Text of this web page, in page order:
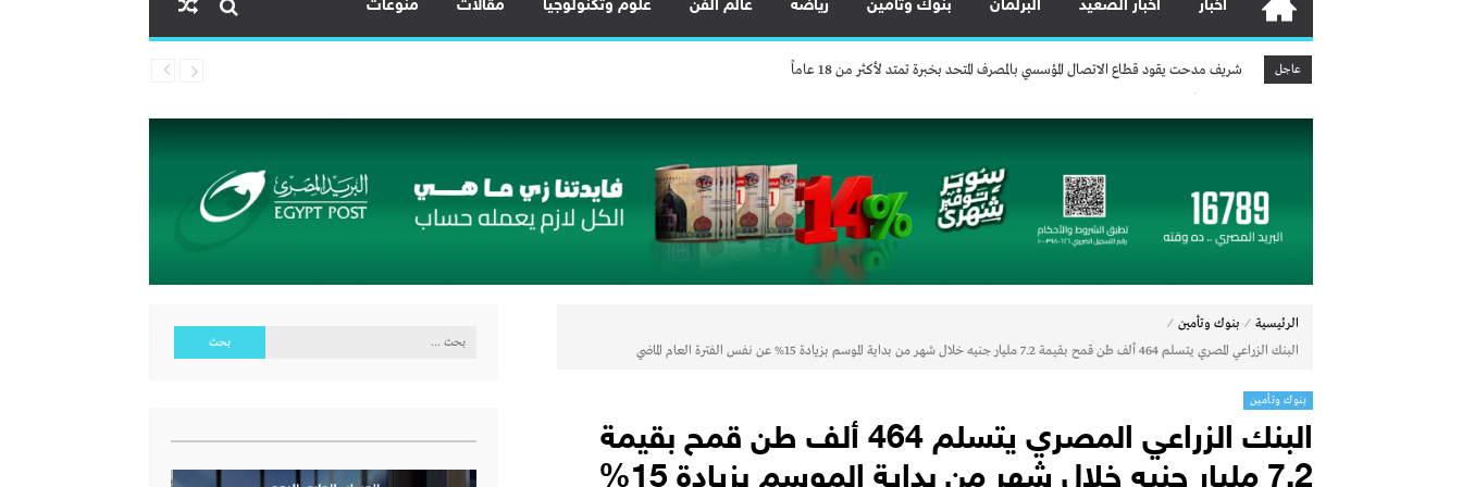
أخبار أخبار الصعيد البرلمان بنوك وتأمين رياضة عالم الفن علوم وتكنولوجيا مقالات منوعات
عـــاجـــل شريف مدحت يقود قطاع الاتصال المؤسسي بالمصرف المتحد بخبرة تمتد لأكثر من 18 عاماً
«مصرف أبو ظبي الإسلامي- مصر ADIB-Egypt» يتصدر مشهد الصيرفة المستدامة بـ 9 جوائز دولية
وزير الكهرباء يتابع مشروعات استخراج العناصر الأرضية النادرة لتعظيم العوائد الاقتصادية من الخامات النووية
وزير النقل يتابع تطوير ميناء السخنة: المشروع يرسخ مكانة مصر كمركز إقليمي للنقل واللوجستيات
وزير البترول يتفقد استئناف أعمال الحفر بحقل البركة في أسوان بعد توقف منذ 2022
بنك مصر يشارك في فعالية “اليوم العالمي للشباب” ويقدم العديد من العروض المجانية دعمًا للشمول المالي تحت رعاية البنك المركزي المصري
مصرف أبوظبي الإسلامي – مصر يطلق عرضًا مميزًا على تمويل السيارات.. استلام فوري وكاش باك
هشام عز العرب ضمن قائمة أقوى 100 رئيس تنفيذي في الشرق الأوسط لعام 2026
چرمين عامر تنضم إلى منظمة G100 التابعة للرابطة النسائية العالمية All Ladies League عن الإعلام الرقمي والتجارة الإلكترونية
«مصرف أبو ظبي الإسلامي- مصر ADIB-Egypt» يتصدر مشهد الصيرفة المستدامة بـ 9 جوائز دولية
رئيس الوزراء: مخزون السلع الاستراتيجية يكفي احتياجات المصريين.. والاحتياطي النقدي يرتفع إلى 56.3 مليار دولار
الرئيسية ⁄ بنوك وتأمين ⁄
البنك الزراعي المصري يتسلم 464 ألف طن قمح بقيمة 7.2 مليار جنيه خلال شهر من بداية الموسم بزيادة 15% عن نفس الفترة العام الماضي
بنوك وتأمين
البنك الزراعي المصري يتسلم 464 ألف طن قمح بقيمة
البحث